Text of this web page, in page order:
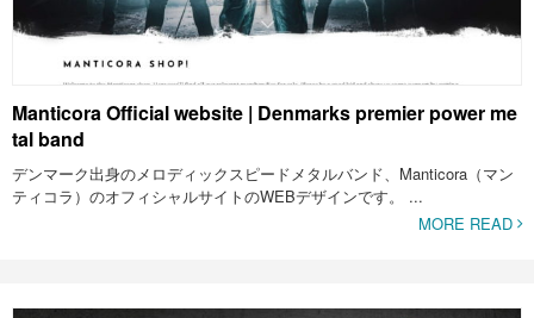
Manticora Official website | Denmarks premier power me
tal band
デンマーク出身のメロディックスピードメタルバンド、Manticora（マン
ティコラ）のオフィシャルサイトのWEBデザインです。 ...
MORE READ